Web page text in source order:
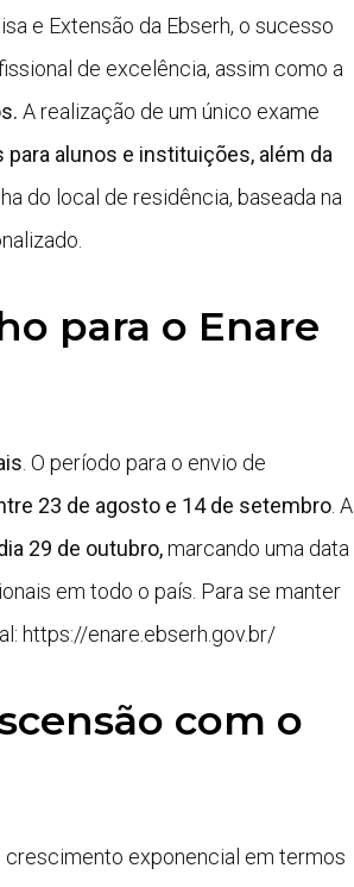
e Extensão da Ebserh, o sucesso
de excelência, assim como a
A realização de um único exame
alunos e instituições, além da
do local de residência, baseada na
para o Enare
. O período para o envio de
23 de agosto e 14 de setembro . A
29 de outubro,marcando uma data
em todo o país. Para se manter
https://enare.ebserh.gov.br/
com o
crescimento exponencial em termos